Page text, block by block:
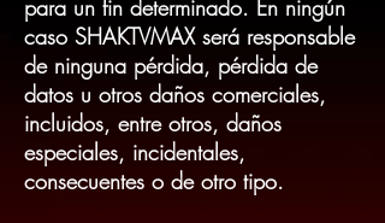
para un fin determinado. En ningún
caso SHAKTVMAX será responsable
de ninguna pérdida, pérdida de
datos u otros daños comerciales,
incluidos, entre otros, daños
especiales, incidentales,
consecuentes o de otro tipo.